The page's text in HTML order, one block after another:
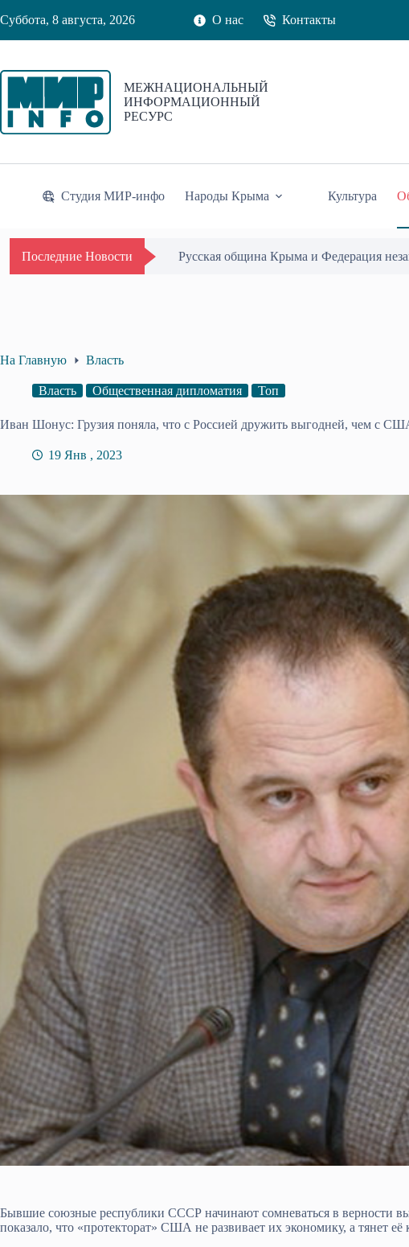
к
Суббота, 8 августа, 2026 О нас Контакты
МЕЖНАЦИОНАЛЬНЫЙ
ИНФОРМАЦИОННЫЙ
РЕСУРС
Студия МИР-инфо Народы Крыма Культура
Последние Новости Русская община Крыма и Федерация
На Главную Власть
Власть Общественная дипломатия Топ
Иван Шонус: Грузия поняла, что с Россией дружить выгодней, чем с
19 Янв , 2023
Бывшие союзные республики СССР начинают сомневаться в верности
показало, что «протекторат» США не развивает их экономику, а тянет её